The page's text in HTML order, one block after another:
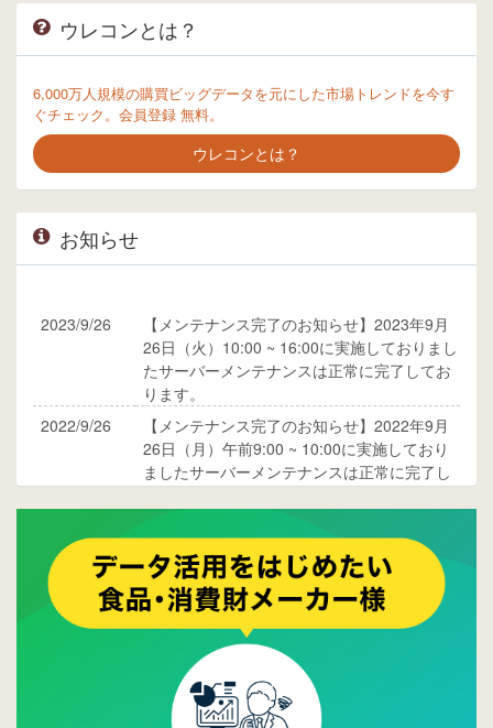
ウレコンとは？
6,000万人規模の購買ビッグデータを元にした市場トレンドを今す
ぐチェック。会員登録 無料。
ウレコンとは？
お知らせ
2023/9/26
【メンテナンス完了のお知らせ】2023年9月
26日（火）10:00 ~ 16:00に実施しておりまし
たサーバーメンテナンスは正常に完了してお
ります。
2022/9/26
【メンテナンス完了のお知らせ】2022年9月
26日（月）午前9:00 ~ 10:00に実施しており
ましたサーバーメンテナンスは正常に完了し
ご覧ください。
2015/10/19
ウレコンのサイト機能を大幅バージョンアッ
プ。詳細はこちら。⇒告知ページへ
ウレコンが機能拡充し、サイトリニューアル
しました。⇒
ウレコンFacebook
Facebookページを開設しました。詳細は
ら。